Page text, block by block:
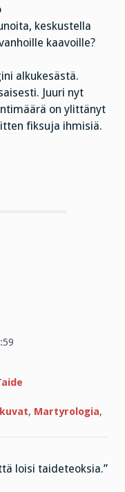
keskustella
kaavoille?
alkukesästä.
Juuri nyt
on ylittänyt
fiksuja ihmisiä.
, Martyrologia,
loisi taideteoksia.”